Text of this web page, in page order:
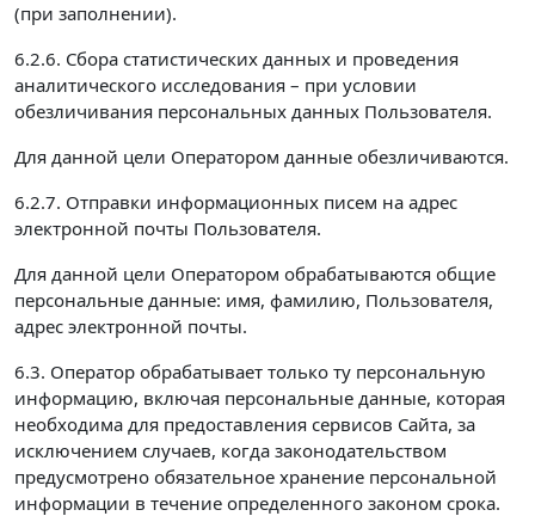
(при заполнении).
6.2.6. Сбора статистических данных и проведения
аналитического исследования – при условии
обезличивания персональных данных Пользователя.
Для данной цели Оператором данные обезличиваются.
6.2.7. Отправки информационных писем на адрес
электронной почты Пользователя.
Для данной цели Оператором обрабатываются общие
персональные данные: имя, фамилию, Пользователя,
адрес электронной почты.
6.3. Оператор обрабатывает только ту персональную
информацию, включая персональные данные, которая
необходима для предоставления сервисов Сайта, за
исключением случаев, когда законодательством
предусмотрено обязательное хранение персональной
информации в течение определенного законом срока.